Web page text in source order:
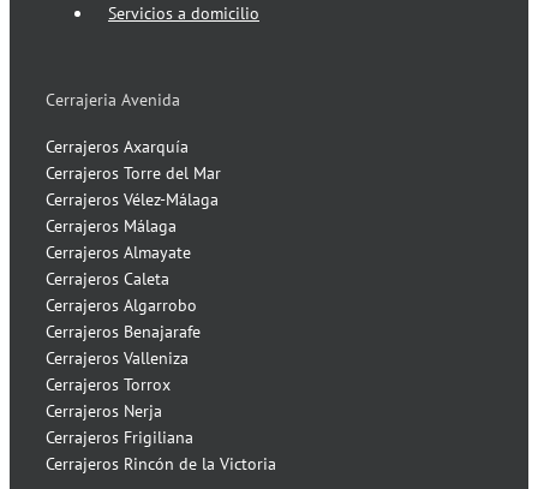
Servicios a domicilio
Cerrajeria Avenida
Cerrajeros Axarquía
Cerrajeros Torre del Mar
Cerrajeros Vélez-Málaga
Cerrajeros Málaga
Cerrajeros Almayate
Cerrajeros Caleta
Cerrajeros Algarrobo
Cerrajeros Benajarafe
Cerrajeros Valleniza
Cerrajeros Torrox
Cerrajeros Nerja
Cerrajeros Frigiliana
Cerrajeros Rincón de la Victoria